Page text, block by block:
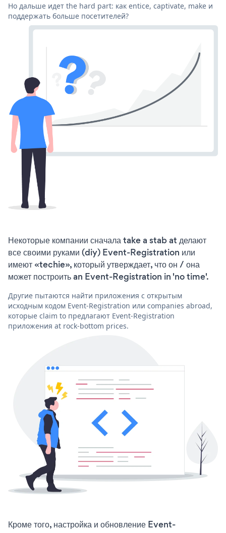
Но дальше идет the hard part: как entice, captivate, make и
поддержать больше посетителей?
Некоторые компании сначала take a stab at делают
все своими руками (diy) Event-Registration или
имеют «techie», который утверждает, что он / она
может построить an Event-Registration in 'no time'.
Другие пытаются найти приложения с открытым
исходным кодом Event-Registration или companies abroad,
которые claim to предлагают Event-Registration
приложения at rock-bottom prices.
Кроме того, настройка и обновление Event-